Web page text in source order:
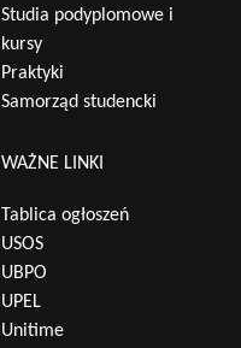
Studia podyplomowe i
kursy
Praktyki
Samorząd studencki
WAŻNE LINKI
Tablica ogłoszeń
USOS
UBPO
UPEL
Unitime